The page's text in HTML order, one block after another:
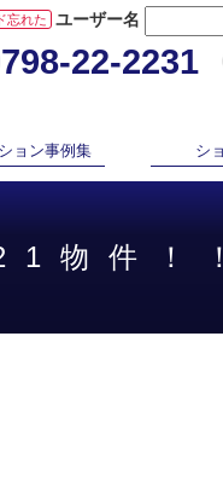
ユーザー名
忘れた
22-2231
ョン事例集 シ
物件！